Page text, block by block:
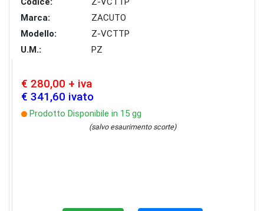
Marca:
ZACUTO
Modello:
Z-VCTTP
U.M.:
PZ
€ 280,00 + iva
€ 341,60 ivato
Prodotto Disponibile in 15 gg
(salvo esaurimento scorte)